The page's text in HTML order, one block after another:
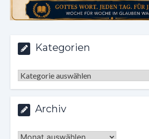
Kategorien
Kategorien
Archiv
Archiv